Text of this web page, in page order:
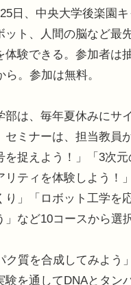
日、中央大学後楽園
ット、人間の脳など最
験できる。参加者は
。参加は無料。
は、毎年夏休みにサ
セミナーは、担当教員
を捉えよう！」「3次元
リティを体験しよう！
り」「ロボット工学を
など10コースから選
質を合成してみよう
験を通してDNAとタン